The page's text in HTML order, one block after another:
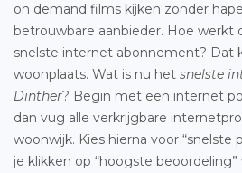
on demand films kijken zonder
betrouwbare aanbieder. Hoe werkt
snelste internet abonnement? Dat
woonplaats. Wat is nu het snelste
Dinther? Begin met een internet
dan vug alle verkrijgbare
woonwijk. Kies hierna voor “snelste
je klikken op “hoogste